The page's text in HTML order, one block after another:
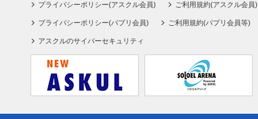
プライバシーポリシー(アスクル会員) ご利用規約(アスクル会員)
プライバシーポリシー(パプリ会員) ご利用規約(パプリ会員等)
アスクルのサイバーセキュリティ